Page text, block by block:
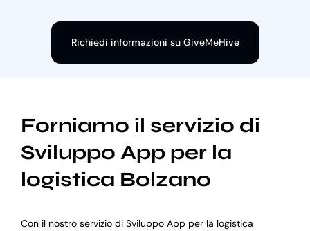
Richiedi informazioni su GiveMeHive
Forniamo il servizio di
Sviluppo App per la
logistica Bolzano
Con il nostro servizio di Sviluppo App per la logistica